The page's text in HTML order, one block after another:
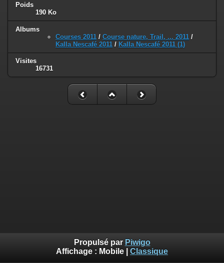
Poids
190 Ko
Albums
Courses 2011 / Course nature, Trail, ... 2011 /
Kalla Nescafé 2011 / Kalla Nescafé 2011 (1)
Visites
16731
Propulsé par Piwigo
Affichage : Mobile Classique